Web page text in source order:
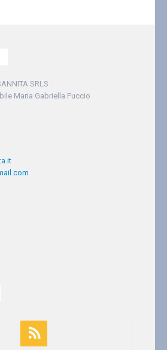
SRLS
Maria Gabriella Fuccio